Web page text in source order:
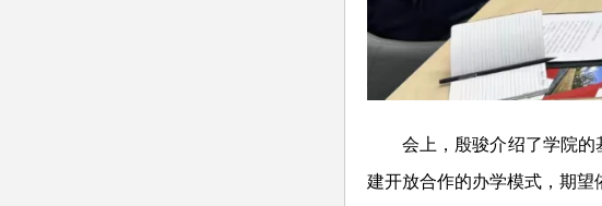
会上，殷骏介绍了学院
建开放合作的办学模式，期